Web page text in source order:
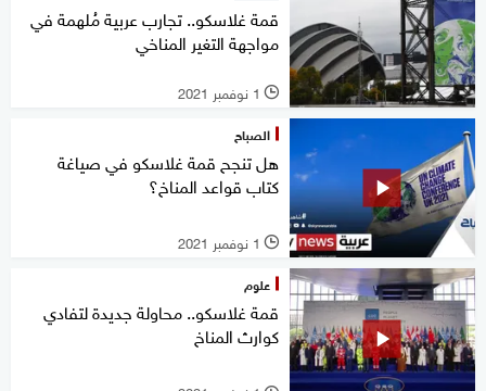
قمة غلاسكو.. تجارب عربية مُلهمة في
مواجهة التغير المناخي
l 1 نوفمبر 2021
الصباح
هل تنجح قمة غلاسكو في صياغة
كتاب قواعد المناخ؟
l 1 نوفمبر 2021
علوم
قمة غلاسكو.. محاولة جديدة لتفادي
كوارث المناخ